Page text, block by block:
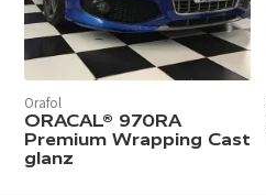
Orafol
ORACAL® 970RA
Premium Wrapping Cast
glanz